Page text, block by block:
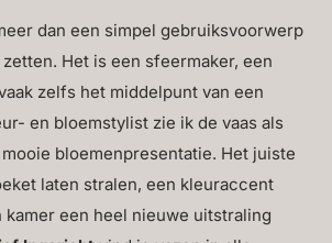
dan een simpel gebruiksvoorwerp
Het is een sfeermaker, een
zelfs het middelpunt van een
en bloemstylist zie ik de vaas als
bloemenpresentatie. Het juiste
laten stralen, een kleuraccent
een heel nieuwe uitstraling